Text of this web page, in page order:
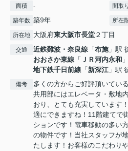
面積 - 間取り
築年数 築9年 所在
所在地 大阪府東大阪市長堂２丁目
交通 近鉄難波・奈良線 「布施」駅
おおさか東線 「 ＪＲ河内永和
地下鉄千日前線 「新深江」駅
備考
多くの方からご好評頂いてい
共用部にはエレベータ・敷地
おり、とても充実しています
適にできますね！11階建てで
ションです！電車移動の多い
の物件です！当社スタッフが
たします！お客様のこだわり